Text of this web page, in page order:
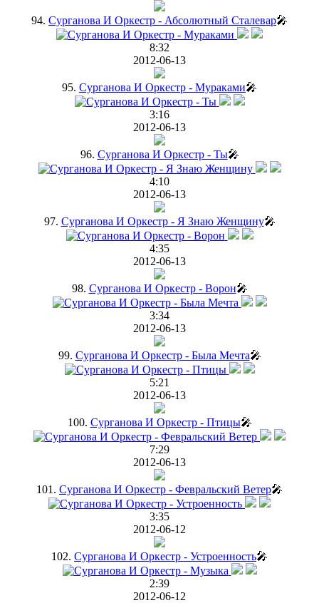
94. Сурганова И Оркестр - Абсолютный Сталевар🎤
8:32
2012-06-13
95. Сурганова И Оркестр - Мураками🎤
3:16
2012-06-13
96. Сурганова И Оркестр - Ты🎤
4:10
2012-06-13
97. Сурганова И Оркестр - Я Знаю Женщину🎤
4:35
2012-06-13
98. Сурганова И Оркестр - Ворон🎤
3:34
2012-06-13
99. Сурганова И Оркестр - Была Мечта🎤
5:21
2012-06-13
100. Сурганова И Оркестр - Птицы🎤
7:29
2012-06-13
101. Сурганова И Оркестр - Февральский Ветер🎤
3:35
2012-06-12
102. Сурганова И Оркестр - Устроенность🎤
2:39
2012-06-12